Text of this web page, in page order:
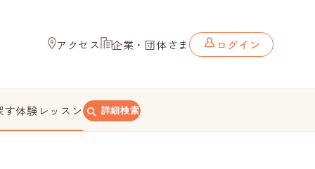
アクセス 企業・団体さま ログイン
す体験レッスン 詳細検索